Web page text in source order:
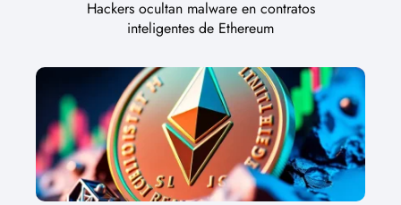
Hackers ocultan malware en contratos
inteligentes de Ethereum